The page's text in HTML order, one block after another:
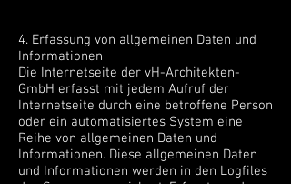
4. Erfassung von allgemeinen Daten und
Informationen
Die Internetseite der vH-Architekten-
GmbH erfasst mit jedem Aufruf der
Internetseite durch eine betroffene Person
oder ein automatisiertes System eine
Reihe von allgemeinen Daten und
Informationen. Diese allgemeinen Daten
und Informationen werden in den Logfiles